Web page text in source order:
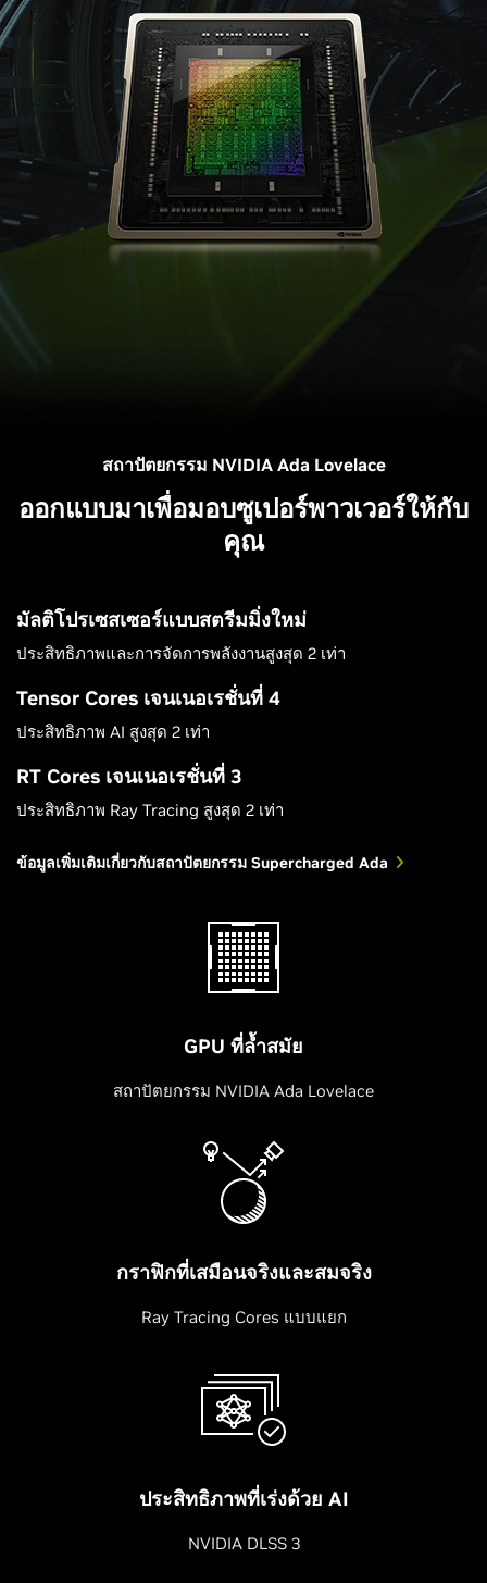
สถาปัตยกรรม NVIDIA Ada Lovelace
ออกแบบมาเพื่อมอบซูเปอร์พาวเวอร์ให้กับ
คุณ
มัลติโปรเซสเซอร์แบบสตรีมมิ่งใหม่
ประสิทธิภาพและการจัดการพลังงานสูงสุด 2 เท่า
Tensor Cores เจนเนอเรชั่นที่ 4
ประสิทธิภาพ AI สูงสุด 2 เท่า
RT Cores เจนเนอเรชั่นที่ 3
ประสิทธิภาพ Ray Tracing สูงสุด 2 เท่า
ข้อมูลเพิ่มเติมเกี่ยวกับสถาปัตยกรรม Supercharged Ada
GPU ที่ล้ำสมัย
สถาปัตยกรรม NVIDIA Ada Lovelace
กราฟิกที่เสมือนจริงและสมจริง
Ray Tracing Cores แบบแยก
ประสิทธิภาพที่เร่งด้วย AI
NVIDIA DLSS 3